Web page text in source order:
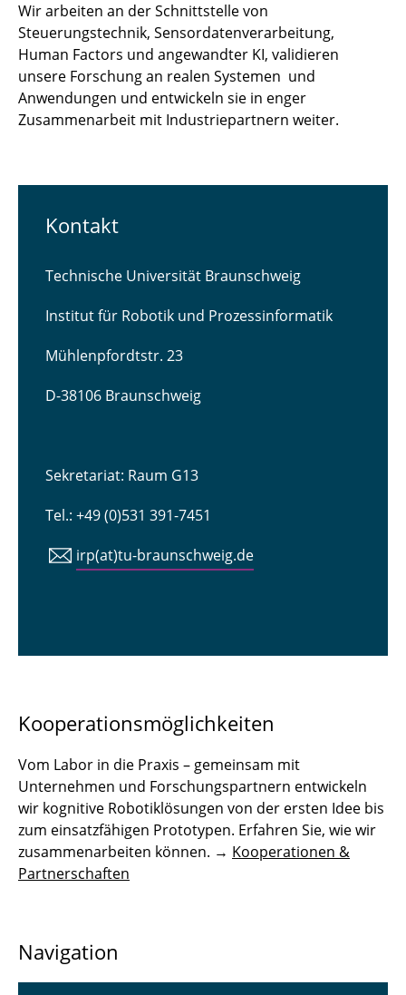
Wir arbeiten an der Schnittstelle von
Steuerungstechnik, Sensordatenverarbeitung,
Human Factors und angewandter KI, validieren
unsere Forschung an realen Systemen und
Anwendungen und entwickeln sie in enger
Zusammenarbeit mit Industriepartnern weiter.
Kontakt
Technische Universität Braunschweig
Institut für Robotik und Prozessinformatik
Mühlenpfordtstr. 23
D-38106 Braunschweig
Sekretariat: Raum G13
Tel.: +49 (0)531 391-7451
irp(at)tu-braunschweig.de
Kooperationsmöglichkeiten
Vom Labor in die Praxis – gemeinsam mit
Unternehmen und Forschungspartnern entwickeln
wir kognitive Robotiklösungen von der ersten Idee bis
zum einsatzfähigen Prototypen. Erfahren Sie, wie wir
zusammenarbeiten können. → Kooperationen &
Partnerschaften
Navigation